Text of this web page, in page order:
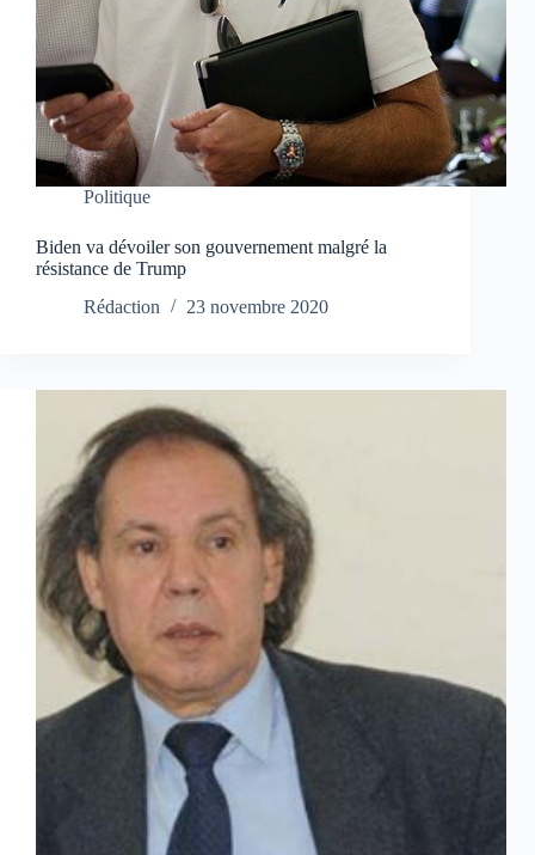
Politique
Biden va dévoiler son gouvernement malgré la
résistance de Trump
Rédaction
23 novembre 2020